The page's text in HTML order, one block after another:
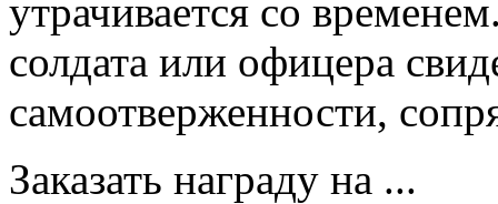
утрачивается со
солдата или офицера
самоотверженности,
Заказать награду на ...